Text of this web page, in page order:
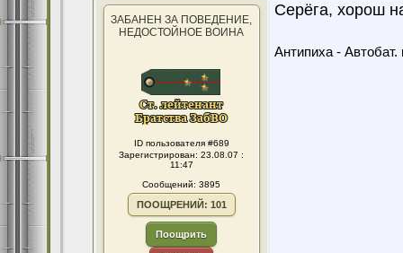
ЗАБАНЕН ЗА ПОВЕДЕНИЕ,
НЕДОСТОЙНОЕ ВОИНА
ID пользователя #689
Зарегистрирован: 23.08.07 :
11:47
Сообщений: 3895
ПООЩРЕНИЙ: 101
Поощрить
Серёга, хорош
Антипиха - Автобат.